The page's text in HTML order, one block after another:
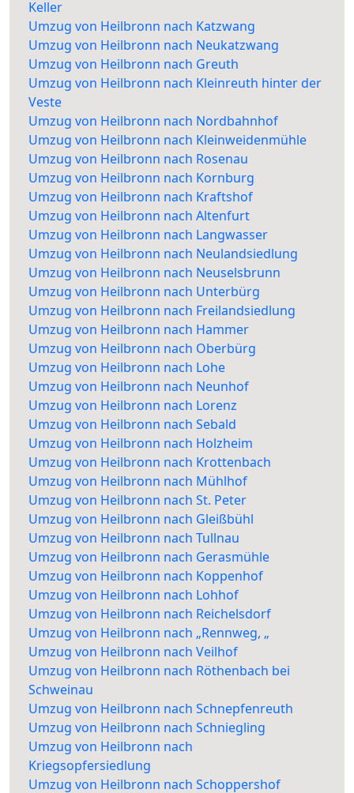
Keller
Umzug von Heilbronn nach Katzwang
Umzug von Heilbronn nach Neukatzwang
Umzug von Heilbronn nach Greuth
Umzug von Heilbronn nach Kleinreuth hinter der
Veste
Umzug von Heilbronn nach Nordbahnhof
Umzug von Heilbronn nach Kleinweidenmühle
Umzug von Heilbronn nach Rosenau
Umzug von Heilbronn nach Kornburg
Umzug von Heilbronn nach Kraftshof
Umzug von Heilbronn nach Altenfurt
Umzug von Heilbronn nach Langwasser
Umzug von Heilbronn nach Neulandsiedlung
Umzug von Heilbronn nach Neuselsbrunn
Umzug von Heilbronn nach Unterbürg
Umzug von Heilbronn nach Freilandsiedlung
Umzug von Heilbronn nach Hammer
Umzug von Heilbronn nach Oberbürg
Umzug von Heilbronn nach Lohe
Umzug von Heilbronn nach Neunhof
Umzug von Heilbronn nach Lorenz
Umzug von Heilbronn nach Sebald
Umzug von Heilbronn nach Holzheim
Umzug von Heilbronn nach Krottenbach
Umzug von Heilbronn nach Mühlhof
Umzug von Heilbronn nach St. Peter
Umzug von Heilbronn nach Gleißbühl
Umzug von Heilbronn nach Tullnau
Umzug von Heilbronn nach Gerasmühle
Umzug von Heilbronn nach Koppenhof
Umzug von Heilbronn nach Lohhof
Umzug von Heilbronn nach Reichelsdorf
Umzug von Heilbronn nach „Rennweg, „
Umzug von Heilbronn nach Veilhof
Umzug von Heilbronn nach Röthenbach bei
Schweinau
Umzug von Heilbronn nach Schnepfenreuth
Umzug von Heilbronn nach Schniegling
Umzug von Heilbronn nach
Kriegsopfersiedlung
Umzug von Heilbronn nach Schoppershof